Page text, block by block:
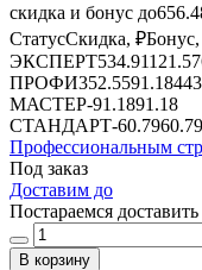
скидка и бонус до
СтатусСкидка, ₽
ЭКСПЕРТ534.91121.57
ПРОФИ352.5591.18
МАСТЕР-91.1891.18
СТАНДАРТ-60.7960.79
Профессиональным
Под заказ
Доставим до
Постараемся
В корзину